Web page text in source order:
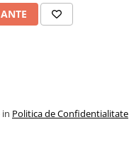
Politica de Confidentialitate